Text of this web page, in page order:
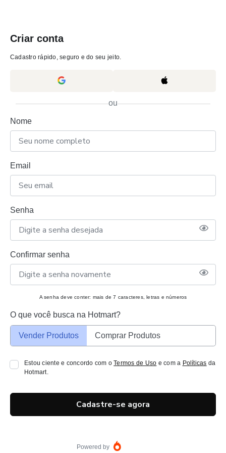
Criar conta
Cadastro rápido, seguro e do seu jeito.
ou
Nome
Email
Senha
Confirmar senha
A senha deve conter: mais de 7 caracteres, letras e números
O que você busca na Hotmart?
Vender Produtos Comprar Produtos
Estou ciente e concordo com oTermos de Uso e com a Políticas da
Hotmart.
Cadastre-se agora
Powered by